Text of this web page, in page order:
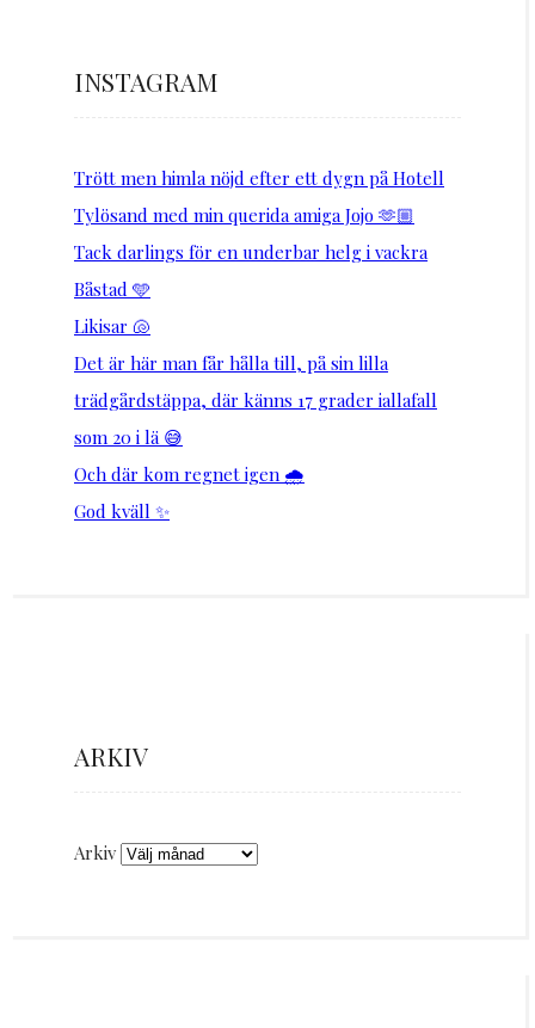
INSTAGRAM
Trött men himla nöjd efter ett dygn på Hotell
Tylösand med min querida amiga Jojo 🫶🏼
Tack darlings för en underbar helg i vackra
Båstad 🩵
Likisar 🐚
Det är här man får hålla till, på sin lilla
trädgårdstäppa, där känns 17 grader iallafall
som 20 i lä 😅
Och där kom regnet igen 🌧️
God kväll ✨
ARKIV
Arkiv